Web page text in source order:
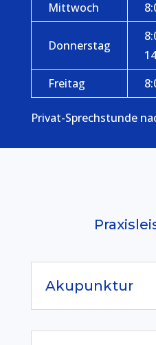
Mittwoch
Donnerstag
Freitag
Privat-Sprechstunde
Akupunktur